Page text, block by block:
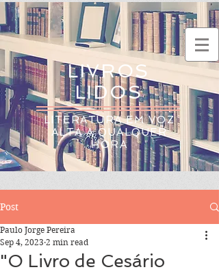
LIVROS
LIDOS
LITERATURA EM VOZ
ALTA A QUALQUER
HORA
Post
"O Livro de Cesário
Paulo Jorge Pereira
Sep 4, 2023 2 min read